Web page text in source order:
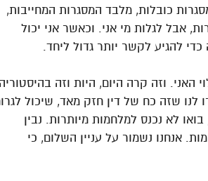
כובלות, מלבד המסגרות המחייבות,
אבל לגלות מי אני. וכאשר אני יכול
להגיע לקשר יותר גדול ליחד.
האני. וזה קרה היום, היות וזה בהיסטוריה
לנו שזה כח של דין חזק מאד, שיכול
לא נכנס למלחמות מיותרות. נבין
אנחנו נשמור על עניין השלום, כי